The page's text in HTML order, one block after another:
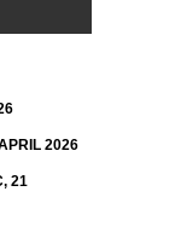
2026
21